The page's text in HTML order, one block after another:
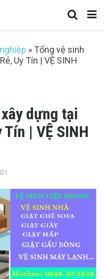
» Tổng vệ sinh
Uy Tín | VỆ SINH
dựng tại
Tín | VỆ SINH